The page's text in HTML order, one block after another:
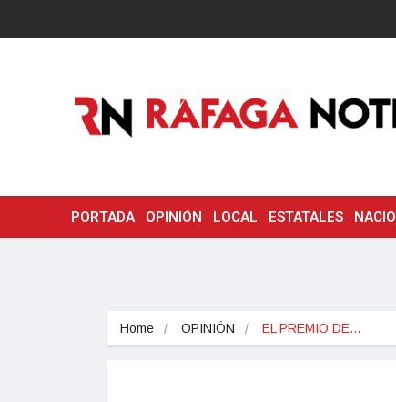
PORTADA OPINIÓN LOCAL ESTATALES
Home OPINIÓN EL PREMIO DE…